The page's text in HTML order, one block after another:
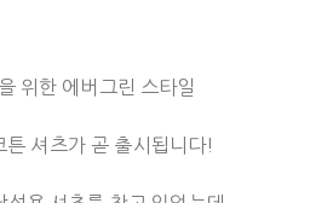
위한 에버그린 스타일
튼 셔츠가 곧 출시됩니다!